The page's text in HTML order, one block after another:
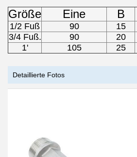
Größe Eine B
1/2 Fuß 90 15
3/4 Fuß.
90 20
1'
105 25
Detaillierte Fotos